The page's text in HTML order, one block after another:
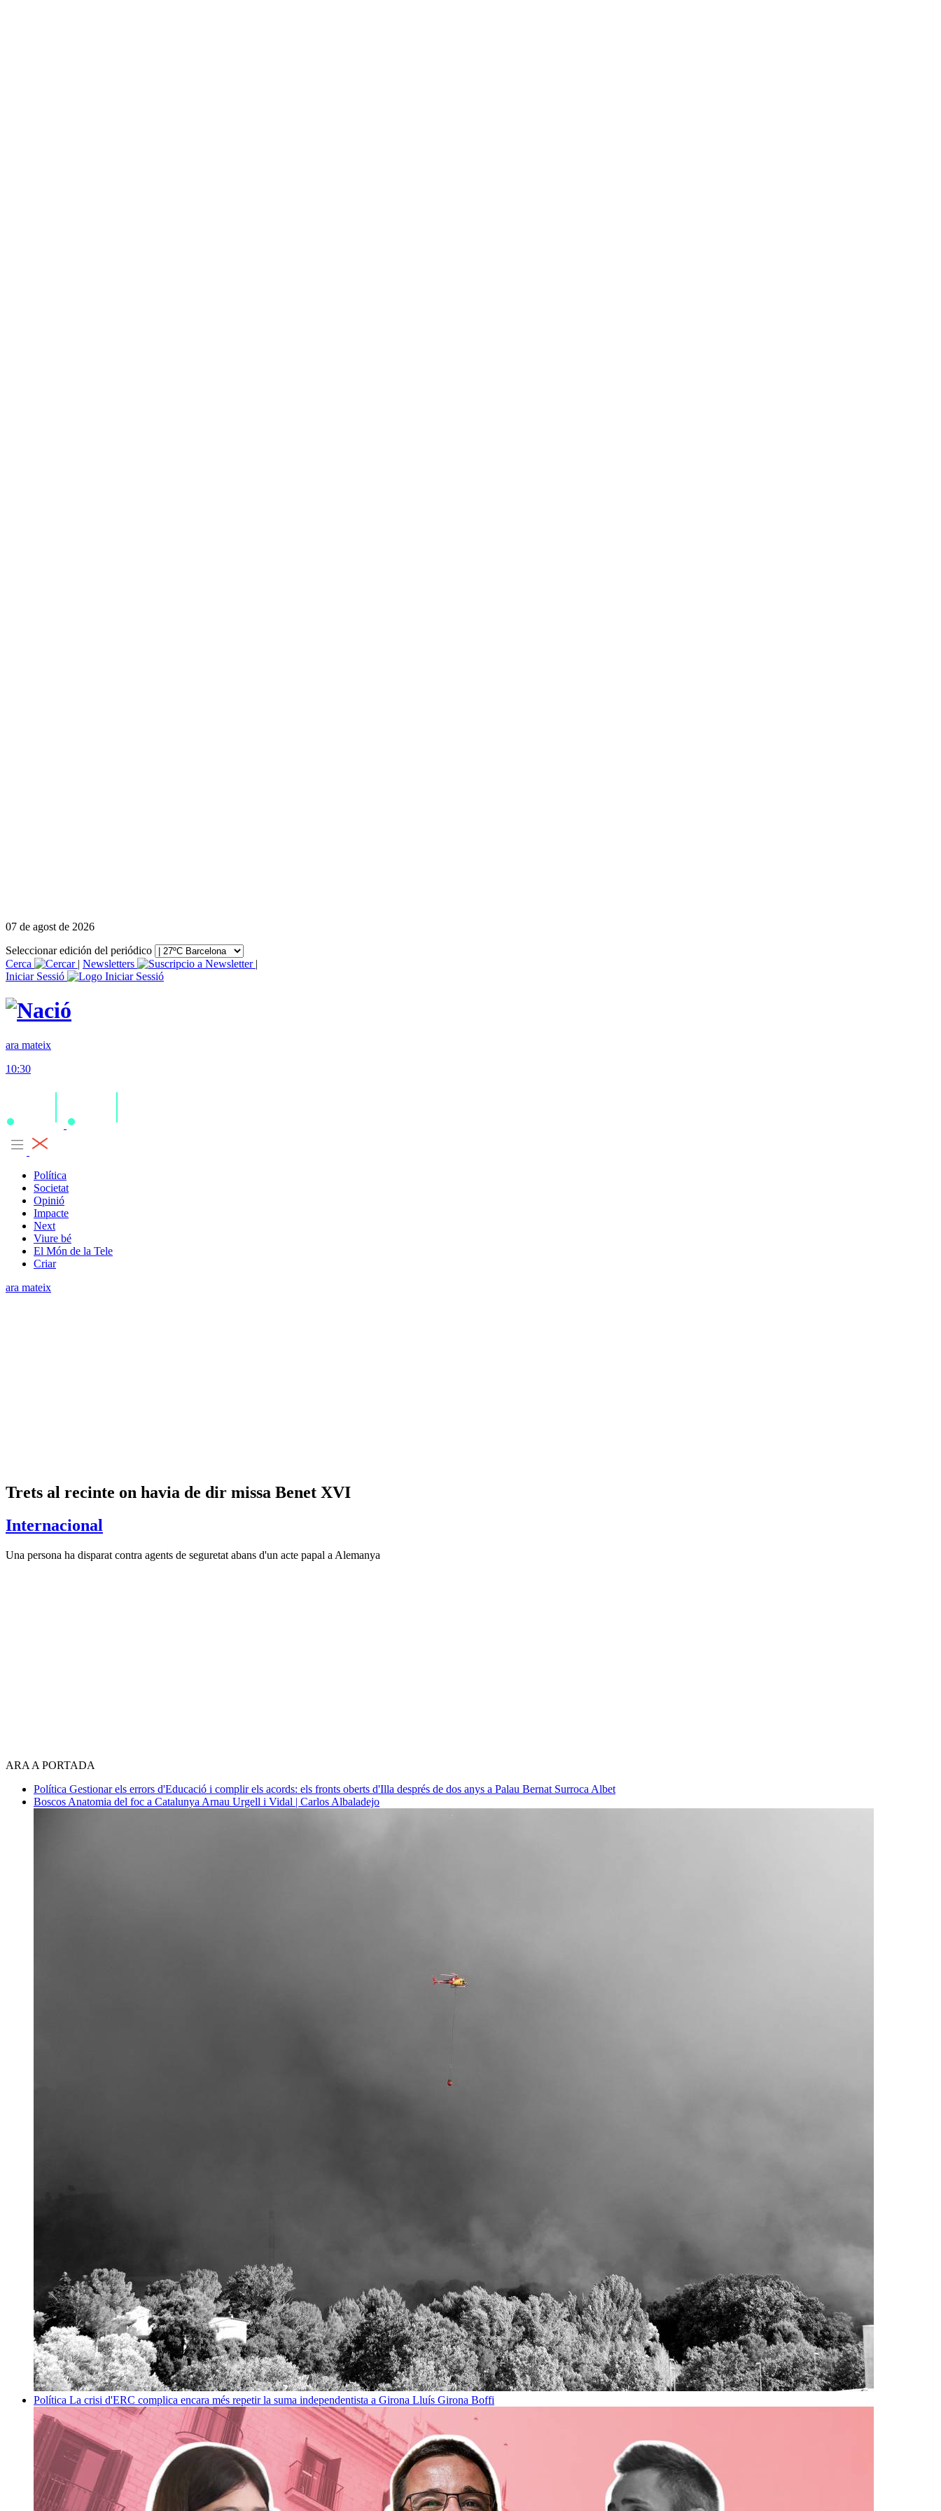
07 de agost de 2026
Seleccionar edición del periódico
Cerca
| Newsletters
|
Iniciar Sessió
ara mateix
10:30
Política
Societat
Opinió
Impacte
Next
Viure bé
El Món de la Tele
Criar
ara mateix
Trets al recinte on havia de dir missa Benet XVI
Internacional
Una persona ha disparat contra agents de seguretat abans d'un acte papal a Alemanya
ARA A PORTADA
Política Gestionar els errors d'Educació i complir els acords: els fronts oberts d'Illa després de dos anys a Palau Bernat Surroca Albet
Boscos Anatomia del foc a Catalunya Arnau Urgell i Vidal | Carlos Albaladejo
Política La crisi d'ERC complica encara més repetir la suma independentista a Girona Lluís Girona Boffi